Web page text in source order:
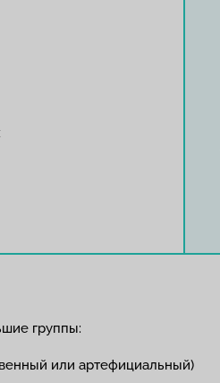
группы:
или артефициальный)